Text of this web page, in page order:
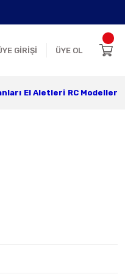
GİRİŞİ ÜYE OL
El Aletleri RC Modeller